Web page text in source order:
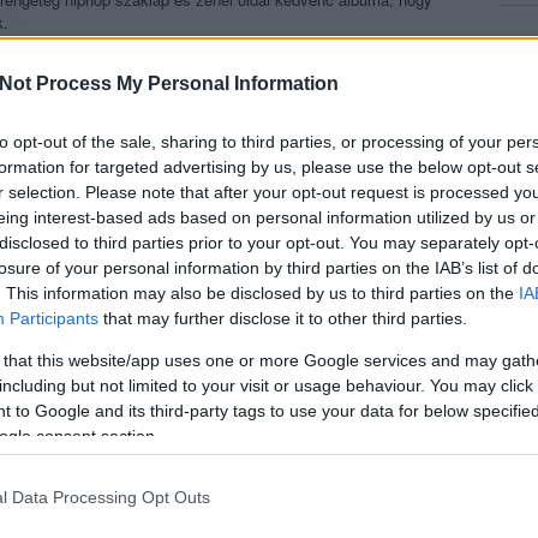
Process My Personal Information
opt-out of the sale, sharing to third parties, or processing of your
for targeted advertising by us, please use the below opt-out
selection. Please note that after your opt-out request is processed
interest-based ads based on personal information utilized by us
to third parties prior to your opt-out. You may separately
of your personal information by third parties on the IAB’s list of
This information may also be disclosed by us to third parties on the
Participants that may further disclose it to other third parties.
that this website/app uses one or more Google services and may
but not limited to your visit or usage behaviour. You may
to Google and its third-party tags to use your data for below
consent section.
Data Processing Opt Outs
KEL IS AUTÓKÁZOTT EGYET, NABIL RENDEZÉSÉBEN.
képes volt úgy keverni az összetevőket, hogy abból ha
neveltetését nem tagadja, nem készít kamu
a drog. Persze nem a crackért, hanem inkább a
de zenéiben is hallatszik. Az alapok hol "víz alól"
a háttérzenészek, akik olyan fontos része lettek a rapper
meg Donnie Trumpet & The Social Experiment néven. A
és nem véletlen, hogy ő van kiemelve a projekt nevében.
zenekarban Segal a főnök, az ő zenei akarata érvényesül
Rauryés ismét csak ingyenesen letölthető formában fog
tudunk, míg a Surfről már megosztásra került több dal
neveit hallhattuk. Egy friss interjújában most Chance
re biztosan számíthatunk, illetve még korábbról tudjuk, hogy
helyett inkább a szimpátiáját építi, ahelyett, hogy az őt
albumán dolgozna, inkább zenél még egyet a haverjaival,
Mi kíváncsian várjuk mind a két anyagot.